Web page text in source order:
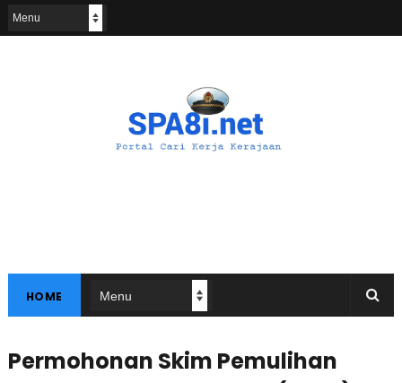
HOME
Permohonan Skim Pemulihan